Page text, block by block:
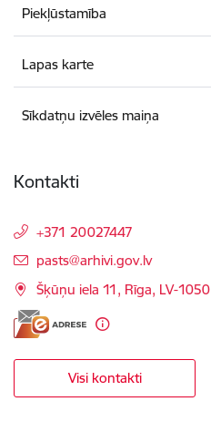
Piekļūstamība
Lapas karte
Sīkdatņu izvēles maiņa
Kontakti
+371 20027447
E-pasts:
pasts@arhivi.gov.lv
Šķūņu iela 11, Rīga, LV-1050
Visi kontakti